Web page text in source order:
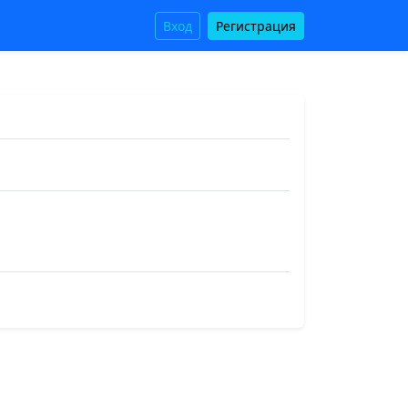
Вход Регистрация